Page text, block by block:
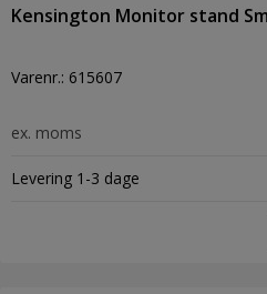
Kensington Monitor stand
Varenr.: 615607
ex. moms
Levering 1-3 dage